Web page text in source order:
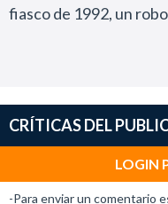
fiasco de 1992, un
creación de Hanna-
el Pájaro Loco en sus
La dirección corrió
fantásticos), quien en
CRÍTICAS DEL
LOGIN
-Para enviar un comentario